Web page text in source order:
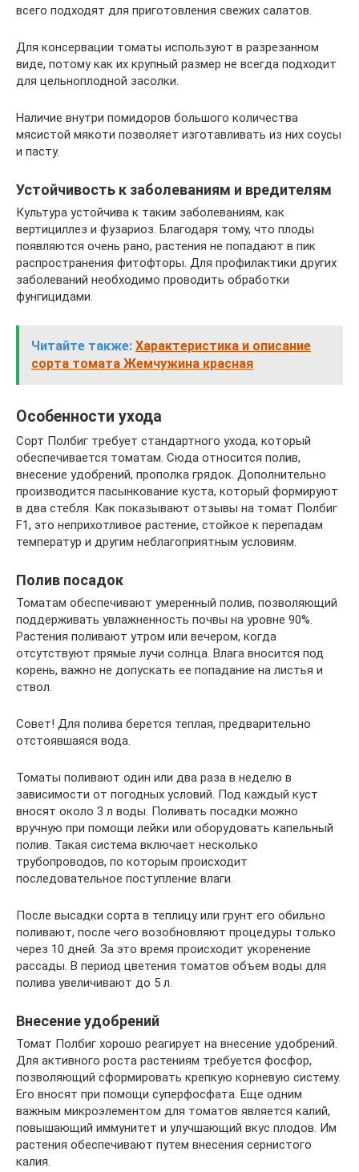
всего подходят для приготовления свежих салатов.
Для консервации томаты используют в разрезанном
виде, потому как их крупный размер не всегда подходит
для цельноплодной засолки.
Наличие внутри помидоров большого количества
мясистой мякоти позволяет изготавливать из них соусы
и пасту.
Устойчивость к заболеваниям и вредителям
Культура устойчива к таким заболеваниям, как
вертициллез и фузариоз. Благодаря тому, что плоды
появляются очень рано, растения не попадают в пик
распространения фитофторы. Для профилактики других
заболеваний необходимо проводить обработки
фунгицидами.
Читайте также: Характеристика и описание
сорта томата Жемчужина красная
Особенности ухода
Сорт Полбиг требует стандартного ухода, который
обеспечивается томатам. Сюда относится полив,
внесение удобрений, прополка грядок. Дополнительно
производится пасынкование куста, который формируют
в два стебля. Как показывают отзывы на томат Полбиг
F1, это неприхотливое растение, стойкое к перепадам
температур и другим неблагоприятным условиям.
Полив посадок
Томатам обеспечивают умеренный полив, позволяющий
поддерживать увлажненность почвы на уровне 90%.
Растения поливают утром или вечером, когда
отсутствуют прямые лучи солнца. Влага вносится под
корень, важно не допускать ее попадание на листья и
ствол.
Совет! Для полива берется теплая, предварительно
отстоявшаяся вода.
Томаты поливают один или два раза в неделю в
зависимости от погодных условий. Под каждый куст
вносят около 3 л воды. Поливать посадки можно
вручную при помощи лейки или оборудовать капельный
полив. Такая система включает несколько
трубопроводов, по которым происходит
последовательное поступление влаги.
После высадки сорта в теплицу или грунт его обильно
поливают, после чего возобновляют процедуры только
через 10 дней. За это время происходит укоренение
рассады. В период цветения томатов объем воды для
полива увеличивают до 5 л.
Внесение удобрений
Томат Полбиг хорошо реагирует на внесение удобрений.
Для активного роста растениям требуется фосфор,
позволяющий сформировать крепкую корневую систему.
Его вносят при помощи суперфосфата. Еще одним
важным микроэлементом для томатов является калий,
повышающий иммунитет и улучшающий вкус плодов. Им
растения обеспечивают путем внесения сернистого
калия.